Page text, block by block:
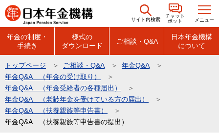
こ
の
の
先
頭
で
す
サイト内検索
チャット
ボット
メニュー
年金の制度・
手続き
様式の
ダウンロード
ご相談・Q&A
日本年金機構
について
トップページ ご相談・Q&A
年金Q&A
年金Q&A （年金の受け取り）
年金Q&A （年金受給者の各種届出）
年金Q&A （老齢年金を受けている方の届出）
年金Q&A （扶養親族等申告書）
年金Q&A （扶養親族等申告書の提出）